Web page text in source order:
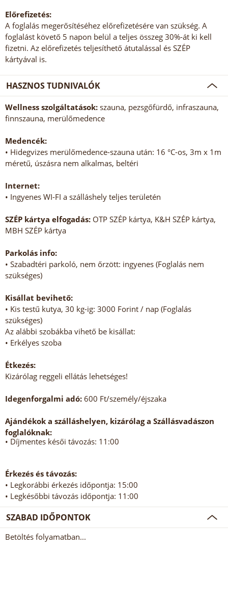
Előrefizetés:
A foglalás megerősítéséhez előrefizetésére van szükség. A
foglalást követő 5 napon belül a teljes összeg 30%-át ki kell
fizetni. Az előrefizetés teljesíthető átutalással és SZÉP
kártyával is.
HASZNOS TUDNIVALÓK
Wellness szolgáltatások: szauna, pezsgőfürdő, infraszauna,
finnszauna, merülőmedence
Medencék:
• Hidegvizes merülőmedence-szauna után: 16 °C-os, 3m x 1m
méretű, úszásra nem alkalmas, beltéri
Internet:
• Ingyenes WI-FI a szálláshely teljes területén
SZÉP kártya elfogadás: OTP SZÉP kártya, K&H SZÉP kártya,
MBH SZÉP kártya
Parkolás info:
• Szabadtéri parkoló, nem őrzött: ingyenes (Foglalás nem
szükséges)
Kisállat bevihető:
• Kis testű kutya, 30 kg-ig: 3000 Forint / nap (Foglalás
szükséges)
Az alábbi szobákba vihető be kisállat:
• Erkélyes szoba
Étkezés:
Kizárólag reggeli ellátás lehetséges!
Idegenforgalmi adó: 600 Ft/személy/éjszaka
Ajándékok a szálláshelyen, kizárólag a Szállásvadászon
foglalóknak:
• Díjmentes késői távozás: 11:00
Érkezés és távozás:
• Legkorábbi érkezés időpontja: 15:00
• Legkésőbbi távozás időpontja: 11:00
SZABAD IDŐPONTOK
Betöltés folyamatban...